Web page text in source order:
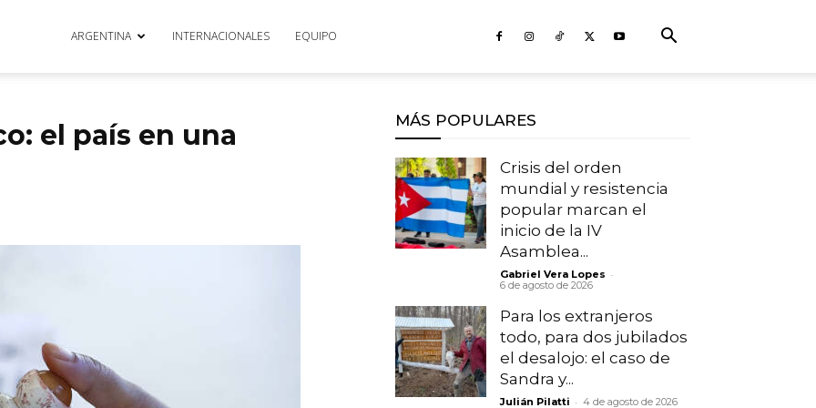
ARGENTINA INTERNACIONALES EQUIPO
el país en una MÁS POPULARES
Crisis del orden
mundial y resistencia
popular marcan el
inicio de la IV
Asamblea...
Gabriel Vera Lopes -
6 de agosto de 2026
Para los extranjeros
todo, para dos jubilados
el desalojo: el caso de
Sandra y...
Julián Pilatti - 4 de agosto de 2026